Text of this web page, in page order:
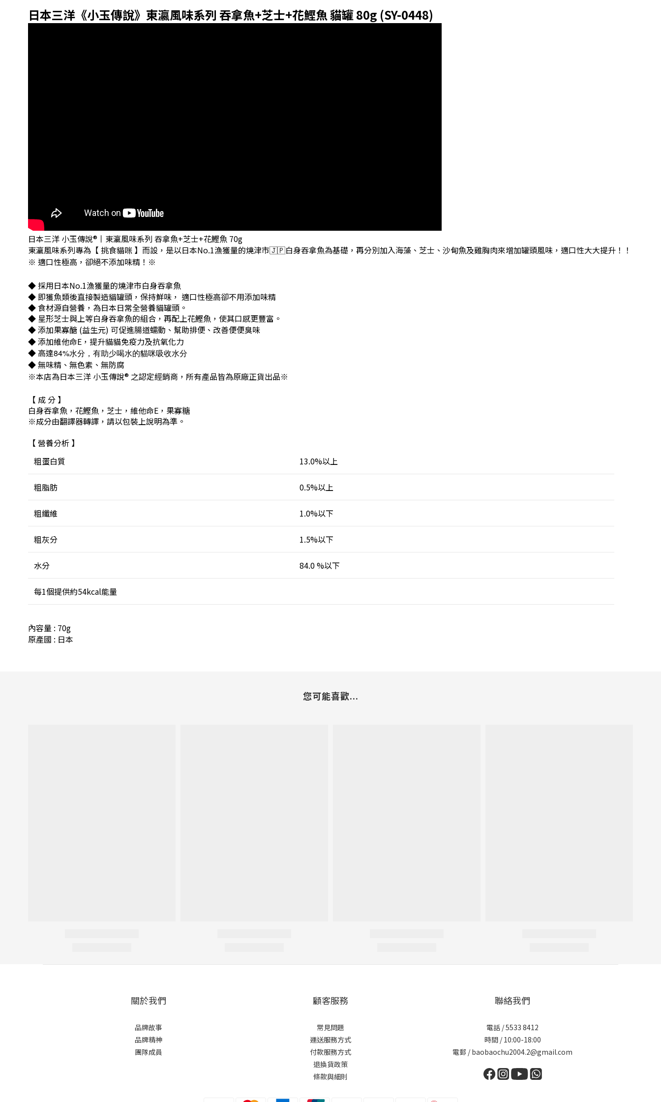
日本三洋《小玉傳說》 東瀛風味系列 吞拿魚+芝士+花鰹魚 貓罐 80g (SY-0448)
日本三洋 小玉傳說®丨東瀛風味系列 吞拿魚+芝士+花鰹魚 70g
東瀛風味系列專為【 挑食貓咪 】而設，是以日本No.1漁獲量的燒津市🇯🇵白身吞拿魚為基礎，再分別加入海藻、芝士、沙甸魚及雞胸肉來增加罐頭風味，適口性大大提升！！
※ 適口性極高，卻絕不添加味精！※
◆ 採用日本No.1漁獲量的燒津市白身吞拿魚
◆ 即獲魚類後直接製造貓罐頭，保持鮮味， 適口性極高卻不用添加味精
◆ 食材源自營養，為日本日常全營養貓罐頭。
◆ 星形芝士與上等白身吞拿魚的組合，再配上花鰹魚，使其口感更豐富。
◆ 添加果寡醣 (益生元) 可促進腸道蠕動、幫助排便、改善便便臭味
◆ 添加維他命E ，提升貓貓免疫力及抗氧化力
◆ 高達84%水分，有助少喝水的貓咪吸收水分
◆ 無味精、無色素、無防腐
※本店為日本三洋 小玉傳說® 之認定經銷商，所有產品皆為原廠正貨出品※
【 成 分 】
白身吞拿魚，花鰹魚，芝士，維他命E，果寡糖
※成分由翻譯器轉譯，請以包裝上說明為準。
【 營養分析 】
粗蛋白質
13.0%以上
粗脂肪 0.5%以上
粗纖維 1.0%以下
粗灰分 1.5%以下
水分 84.0 %以下
每1個提供約54kcal能量
內容量 : 70g
原產國 : 日本
您可能喜歡...
關於我們
品牌故事
品牌精神
團隊成員
顧客服務
常見問題
運送服務方式
付款服務方式
退換貨政策
條款與細則
聯絡我們
電話 / 5533 8412
時間 / 10:00-18:00
電郵 / baobaochu2004.2@gmail.com